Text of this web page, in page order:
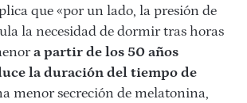
que «por un lado, la presión de
la necesidad de dormir tras horas
a partir de los 50 años
la duración del tiempo de
menor secreción de melatonina,